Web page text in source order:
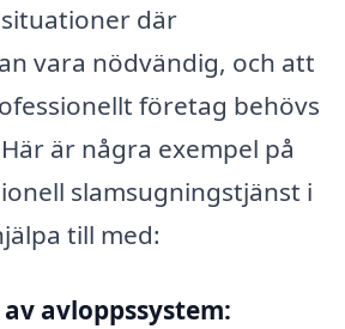
där
vara nödvändig, och att
företag behövs
är några exempel på
slamsugningstjänst i
till med:
avloppssystem: